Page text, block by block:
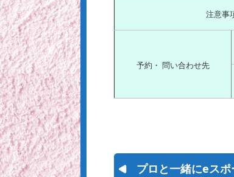
注意事
予約・ 問い合わせ先
プロと一緒にeスポ